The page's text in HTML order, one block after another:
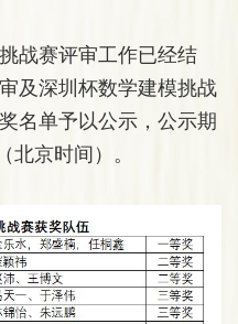
战赛评审工作已经结
及深圳杯数学建模挑战
名单予以公示，公示期
北京时间）。